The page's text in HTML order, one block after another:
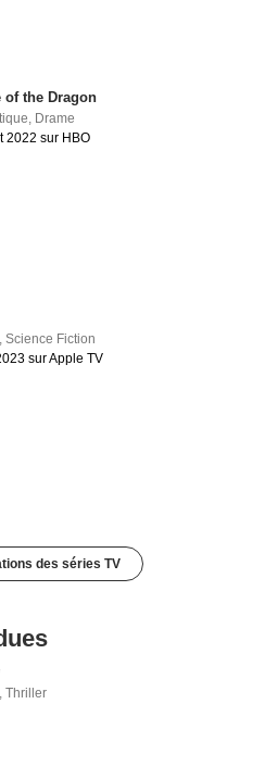
of the Dragon
Drame
2022 sur HBO
,Science Fiction
sur Apple TV
des séries TV
,Thriller